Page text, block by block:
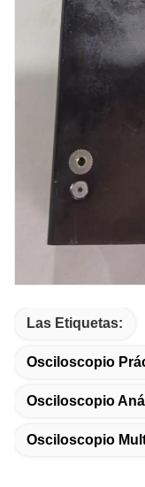
Las Etiquetas:
Osciloscopio
Osciloscopio
Osciloscopio